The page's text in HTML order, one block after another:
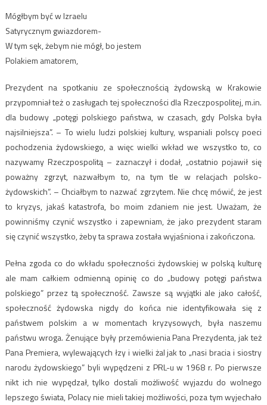
Mógłbym być w Izraelu
Satyrycznym gwiazdorem-
W tym sęk, żebym nie mógł, bo jestem
Polakiem amatorem,
Prezydent na spotkaniu ze społecznością żydowską w Krakowie
przypomniał też o zasługach tej społeczności dla Rzeczpospolitej, m.in.
dla budowy „potęgi polskiego państwa, w czasach, gdy Polska była
najsilniejsza”. – To wielu ludzi polskiej kultury, wspaniali polscy poeci
pochodzenia żydowskiego, a więc wielki wkład we wszystko to, co
nazywamy Rzeczpospolitą – zaznaczył i dodał, „ostatnio pojawił się
poważny zgrzyt, nazwałbym to, na tym tle w relacjach polsko-
żydowskich”. – Chciałbym to nazwać zgrzytem. Nie chcę mówić, że jest
to kryzys, jakaś katastrofa, bo moim zdaniem nie jest. Uważam, że
powinniśmy czynić wszystko i zapewniam, że jako prezydent staram
się czynić wszystko, żeby ta sprawa została wyjaśniona i zakończona.
Pełna zgoda co do wkładu społeczności żydowskiej w polską kulturę
ale mam całkiem odmienną opinię co do „budowy potęgi państwa
polskiego” przez tą społeczność. Zawsze są wyjątki ale jako całość,
społeczność żydowska nigdy do końca nie identyfikowała się z
państwem polskim a w momentach kryzysowych, była naszemu
państwu wroga. Żenujące były przemówienia Pana Prezydenta, jak też
Pana Premiera, wylewających łzy i wielki żal jak to „nasi bracia i siostry
narodu żydowskiego” byli wypędzeni z PRL-u w 1968 r. Po pierwsze
nikt ich nie wypędzał, tylko dostali możliwość wyjazdu do wolnego
lepszego świata, Polacy nie mieli takiej możliwości, poza tym wyjechało